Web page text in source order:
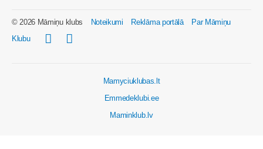
© 2026 Māmiņu klubs Noteikumi Reklāma portālā
Par Māmiņu
Klubu
Mamyciuklubas.lt
Emmedeklubi.ee
Maminklub.lv